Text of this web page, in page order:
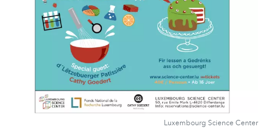
Luxembourg Science Center